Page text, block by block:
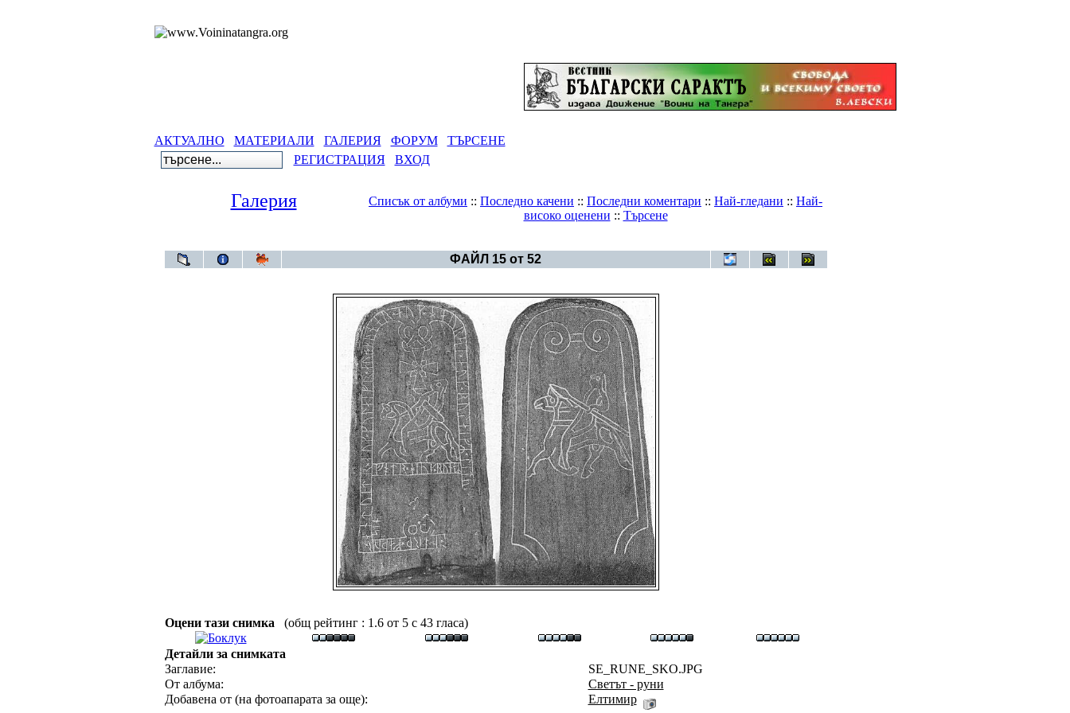
АКТУАЛНО МАТЕРИАЛИ ГАЛЕРИЯ ФОРУМ
ТЪРСЕНЕ
РЕГИСТРАЦИЯ
ВХОД
Галерия Списък от албуми :: Последно качени :: Последни коментари :: Най-гледани :: Най-
високо оценени :: Търсене
ФАЙЛ 15 от 52
Оцени тази снимка (общ рейтинг : 1.6 от 5 с 43 гласа)
Детайли за снимката
Заглавие:
SE_RUNE_SKO.JPG
От албума:
Светът - руни
Добавена от (на фотоапарата за още):
Eлтимир